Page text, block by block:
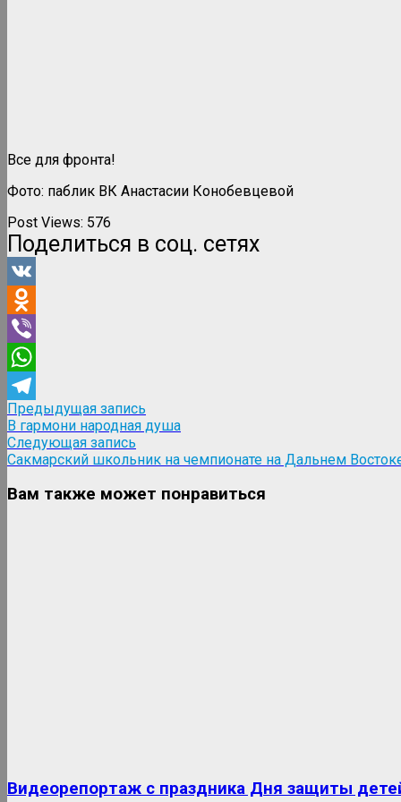
Все для фронта!
Фото: паблик ВК Анастасии Конобевцевой
Post Views: 576
Поделиться в соц. сетях
VK
Odnoklassniki
Viber
WhatsApp
Telegram
Навигация
по
записям
Предыдущая запись
запись:
В гармони народная душа
Следующая запись
запись:
Сакмарский школьник на чемпионате на Дальнем
Вам также может понравиться
Видеорепортаж с праздника Дня защиты